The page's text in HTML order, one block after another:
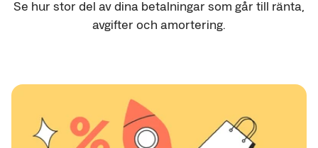
Se hur stor del av dina betalningar som går till ränta,
avgifter och amortering.